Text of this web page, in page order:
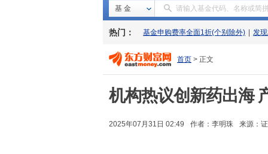
基 金 请输入基金代码、名称或简
热门： 基金申购费率全面1折(个别除外) 发
首页 > 正文
机构热议创新药出海
2025年07月31日 02:49 作者：李明珠 来源：